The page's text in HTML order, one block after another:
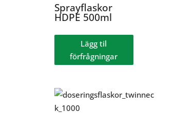
Sprayflaskor
HDPE 500ml
Lägg til
förfrågningar